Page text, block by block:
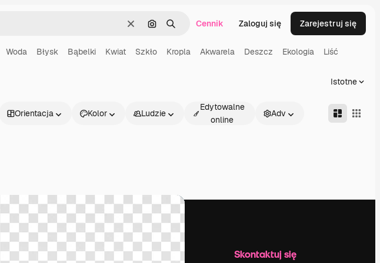
WyczyśćSzukaj według obrazu
SzukajCennik Zaloguj się Zarejestruj się
Woda Błysk Bąbelki Kwiat Szkło Kropla Akwarela Deszcz Ekologia Liść
Istotne
Orientacja Kolor Ludzie
Edytowalne
online
Adv
Zacznij Firma Skontaktuj się